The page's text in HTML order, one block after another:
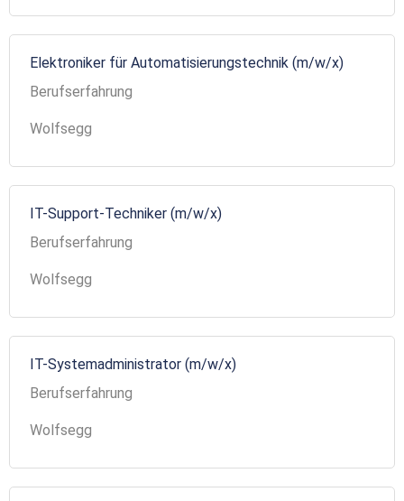
Elektroniker für Automatisierungstechnik (m/w/x)
Berufserfahrung
Wolfsegg
IT-Support-Techniker (m/w/x)
Berufserfahrung
Wolfsegg
IT-Systemadministrator (m/w/x)
Berufserfahrung
Wolfsegg